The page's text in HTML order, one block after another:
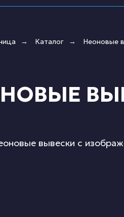
→ Каталог → Неоновые
вывески с